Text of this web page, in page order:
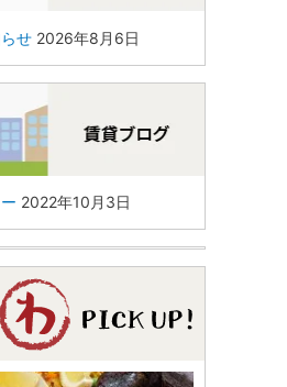
せ 2026年8月6日
2022年10月3日